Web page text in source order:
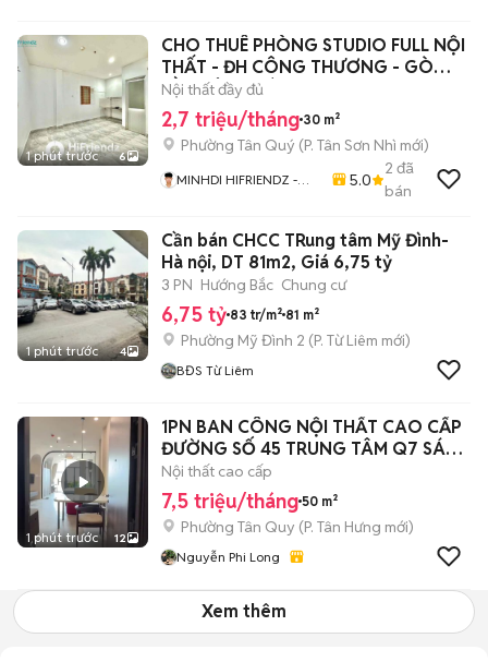
1 phút trước 6
CHO THUÊ PHÒNG STUDIO FULL NỘI
THẤT - ĐH CÔNG THƯƠNG - GÒ
DẦU TÂN PHÚ
Nội thất đầy đủ
2,7 triệu/tháng 30 m²
Phường Tân Quý (P. Tân Sơn Nhì mới)
MINHDI HIFRIENDZ -
TRỌ CĂN HỘ GIÁ TỐT
KHU VỰC TÂN BÌNH -
TÂN PHÚ - BÌNH TÂN
5.0
2 đã
bán
1 phút trước 4
Cần bán CHCC TRung tâm Mỹ Đình-
Hà nội, DT 81m2, Giá 6,75 tỷ
3 PN Hướng Bắc Chung cư
6,75 tỷ 83 tr/m² 81 m²
Phường Mỹ Đình 2 (P. Từ Liêm mới)
BĐS Từ Liêm
1 phút trước 12
1PN BAN CÔNG NỘI THẤT CAO CẤP
ĐƯỜNG SỐ 45 TRUNG TÂM Q7 SÁT
LOTTE MART
Nội thất cao cấp
7,5 triệu/tháng 50 m²
Phường Tân Quy (P. Tân Hưng mới)
Nguyễn Phi Long
Xem thêm